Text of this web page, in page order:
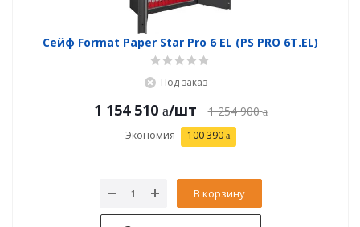
Сейф Format Paper Star Pro 6 EL (PS PRO 6Т.EL)
Под заказ
1 154 510 /шт 1 254 900
Экономия 100 390
В корзину